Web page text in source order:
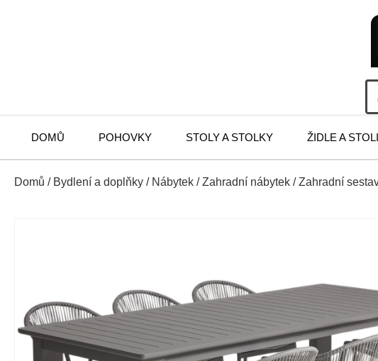
DOMŮ POHOVKY STOLY A STOLKY ŽIDLE A
Domů / Bydlení a doplňky / Nábytek /Zahradní nábytek /Zahradní